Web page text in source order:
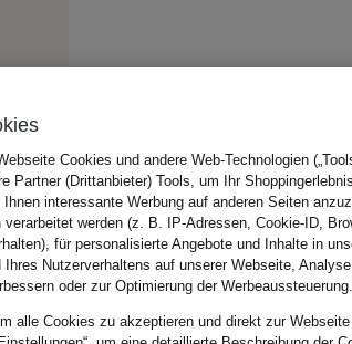
Cookies und andere Web-Technologien
Partner (Drittanbieter) Tools, um Ihr
interessante Werbung auf anderen Seiten
verarbeitet werden (z. B. IP-Adressen, Cookie-ID,
für personalisierte Angebote und Inhalte in
Nutzerverhaltens auf unserer Webseite,
oder zur Optimierung der Werbeaussteuerung.
alle Cookies zu akzeptieren und direkt zur